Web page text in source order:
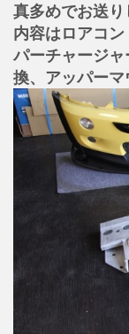
真多めでお送
内容はロアコ
パーチャージ
換、アッパー